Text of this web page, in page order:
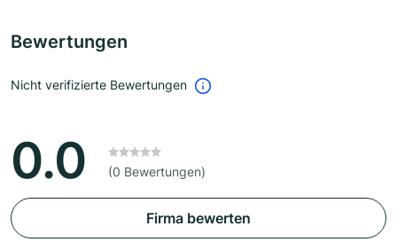
Bewertungen
Nicht verifizierte Bewertungen
0.0 (0 Bewertungen)
Firma bewerten